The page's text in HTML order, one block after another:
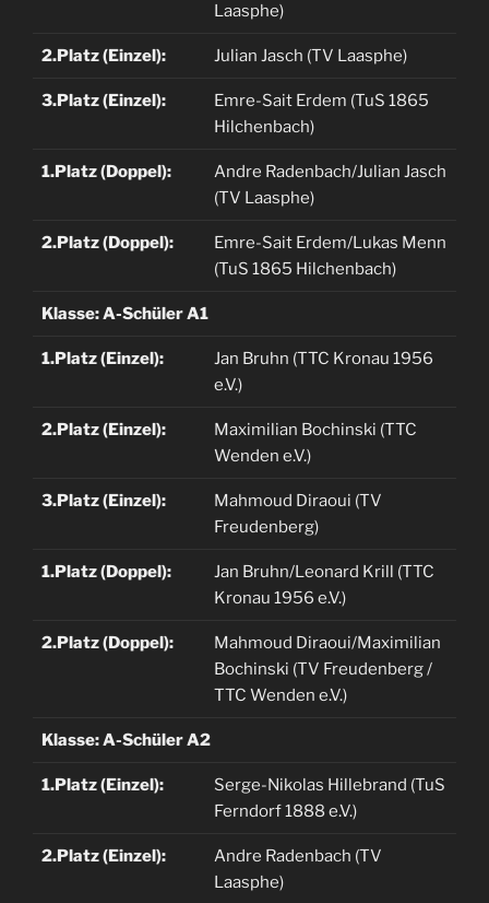
Laasphe)
2.Platz (Einzel): Julian Jasch (TV Laasphe)
3.Platz (Einzel):
Emre-Sait Erdem (TuS 1865
Hilchenbach)
1.Platz (Doppel):
Andre Radenbach/Julian Jasch
(TV Laasphe)
2.Platz (Doppel):
Emre-Sait Erdem/Lukas Menn
(TuS 1865 Hilchenbach)
Klasse: A-Schüler A1
1.Platz (Einzel):
Jan Bruhn (TTC Kronau 1956
e.V.)
2.Platz (Einzel):
Maximilian Bochinski (TTC
Wenden e.V.)
3.Platz (Einzel):
Mahmoud Diraoui (TV
Freudenberg)
1.Platz (Doppel):
Jan Bruhn/Leonard Krill (TTC
Kronau 1956 e.V.)
2.Platz (Doppel):
Mahmoud Diraoui/Maximilian
Bochinski (TV Freudenberg /
TTC Wenden e.V.)
Klasse: A-Schüler A2
1.Platz (Einzel):
Serge-Nikolas Hillebrand (TuS
Ferndorf 1888 e.V.)
2.Platz (Einzel):
Andre Radenbach (TV
Laasphe)